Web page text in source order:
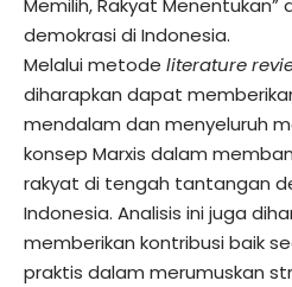
Memilih, Rakyat Menentukan”
demokrasi di Indonesia.
Melalui metode literature
diharapkan dapat
mendalam dan menyeluruh
konsep Marxis dalam
rakyat di tengah tantangan
Indonesia. Analisis ini juga
memberikan kontribusi baik
praktis dalam merumuskan